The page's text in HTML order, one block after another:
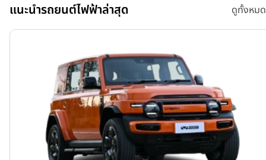
แนะนำรถยนต์ไฟฟ้าล่าสุด ดูทั้งหมด